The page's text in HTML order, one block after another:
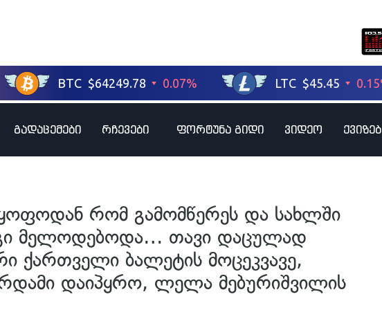
გადაცემები რჩევები ფორტუნა გიდი ვიდეო
რომ გამომწერეს და სახლში
მელოდებოდა… თავი დაცულად
ქართველი ბალეტის მოცეკვავე,
დაიპყრო, ლელა მებურიშვილის